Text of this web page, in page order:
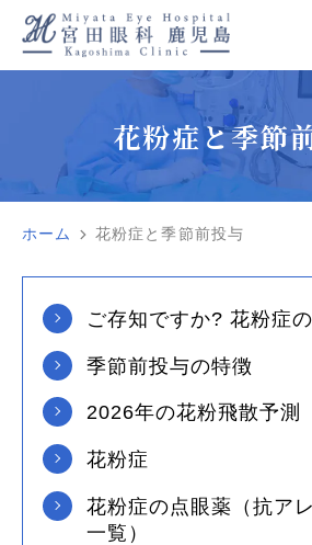
花粉症と季節
ホーム 花粉症と季節前投与
ご存知ですか? 花粉症
季節前投与の特徴
2026年の花粉飛散予測
花粉症
花粉症の点眼薬（抗ア
一覧）